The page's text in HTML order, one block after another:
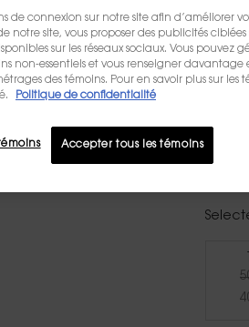
UN
Old
140,00
New
CRI DE
de connexion sur notre site afin d’améliorer
notre site, vous proposer des publicités ciblées
sur les réseaux sociaux. Vous pouvez
non-essentiels et vous renseigner davantage
des témoins. Pour en savoir plus sur les
Politique de confidentialité
Accepter tous les témoins